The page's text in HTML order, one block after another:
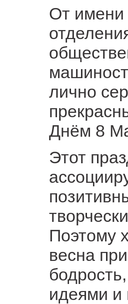
От имени
лично
Днём 8
Этот
Поэтому
весна
идеями